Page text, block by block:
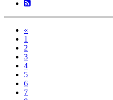
«
1
2
3
4
5
6
7